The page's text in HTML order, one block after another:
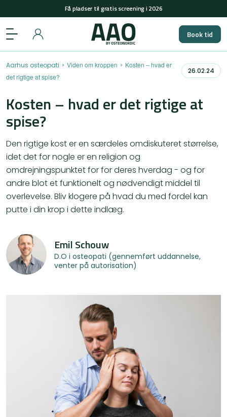
Få pladser til gratis screening i 2026
+45 29848558(man-tors: 08-15 & fre: 08-12)
Få pladser til gratis screening i 2026
Book tid
Aarhus osteopati › Viden om kroppen › Kosten – hvad er
det rigtige at spise?
26.02.24
Kosten – hvad er det rigtige at
spise?
Den rigtige kost er en særdeles omdiskuteret størrelse,
idet det for nogle er en religion og
omdrejningspunktet for for deres hverdag - og for
andre blot et funktionelt og nødvendigt middel til
overlevelse. Bliv klogere på hvad du med fordel kan
putte i din krop i dette indlæg.
Emil Schouw
D.O i osteopati (gennemført uddannelse,
venter på autorisation)